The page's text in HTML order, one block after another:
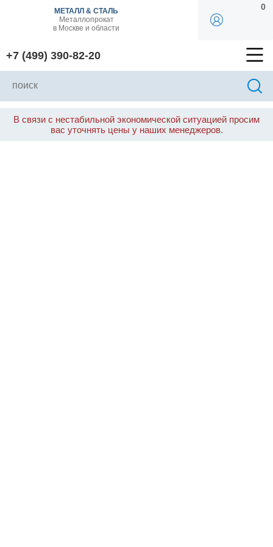
МЕТАЛЛ & СТАЛЬ
Металлопрокат
в Москве и области
+7 (499) 390-82-20
0
В связи с нестабильной экономической ситуацией просим
вас уточнять цены у наших менеджеров.